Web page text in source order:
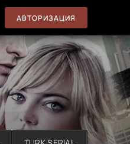
АВТОРИЗАЦИЯ